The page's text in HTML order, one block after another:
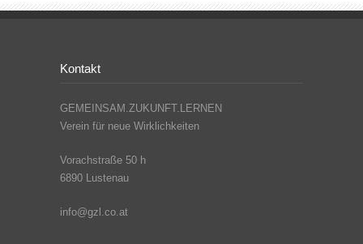
Kontakt
GEMEINSAM.ZUKUNFT.LERNEN
Verein für neue Wirklichkeiten
Vorachstraße 50 h
6890 Lustenau
info@gzl.co.at